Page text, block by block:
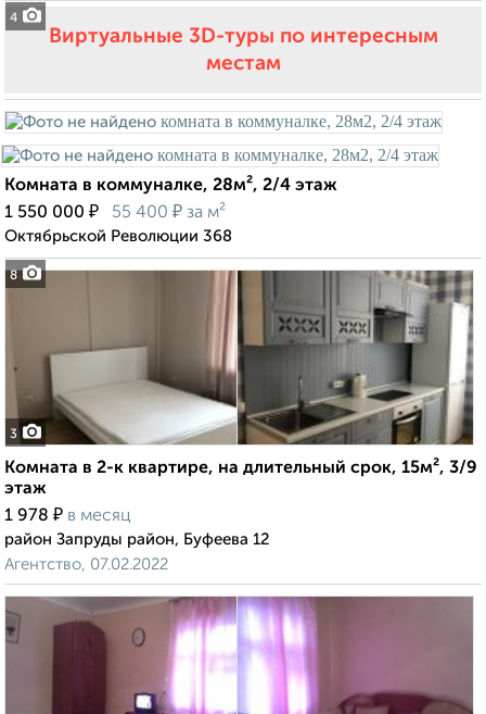
4
Виртуальные 3D-туры по интересным
местам
8
Комната в коммуналке, 28м², 2/4 этаж
1 550 000 ₽ 55 400 ₽ за м²
Октябрьской Революции 368
3
Комната в 2-к квартире, на длительный срок, 15м², 3/9
этаж
1 978 ₽ в месяц
район Запруды район, Буфеева 12
Агентство, 07.02.2022